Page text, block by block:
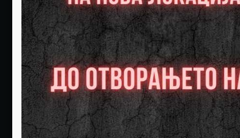
Слободни:0
РЕЗЕРВИРАЈ
Слободни:0
РЕЗЕРВИРАЈ
08
Слободни:0
РЕЗЕРВИРАЈ
09
Слободни:0
РЕЗЕРВИРАЈ